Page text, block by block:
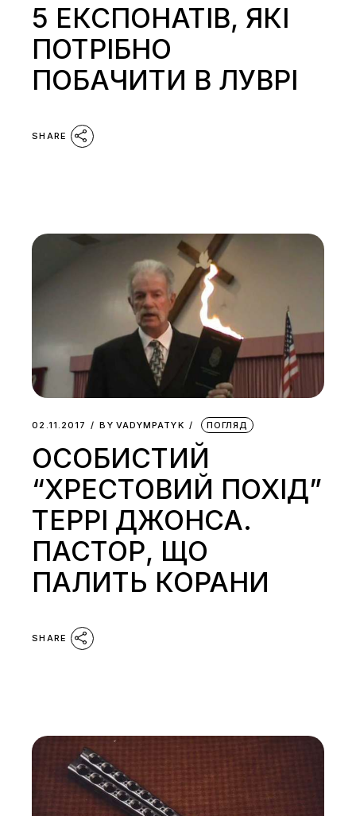
5 ЕКСПОНАТІВ, ЯКІ
ПОТРІБНО
ПОБАЧИТИ В ЛУВРІ
SHARE
02.11.2017 BY VADYMPATYK ПОГЛЯД
ОСОБИСТИЙ
“ХРЕСТОВИЙ ПОХІД”
ТЕРРІ ДЖОНСА.
ПАСТОР, ЩО
ПАЛИТЬ КОРАНИ
SHARE